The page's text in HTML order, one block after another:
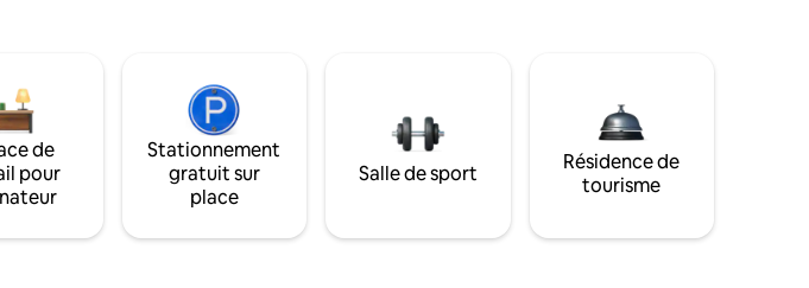
de
pour
Stationnement
gratuit sur
place
Salle de sport
Résidence de
tourisme